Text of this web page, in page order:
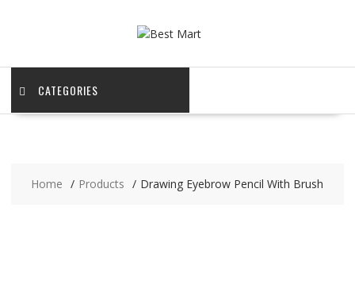
CATEGORIES
Home Products Drawing Eyebrow Pencil With Brush